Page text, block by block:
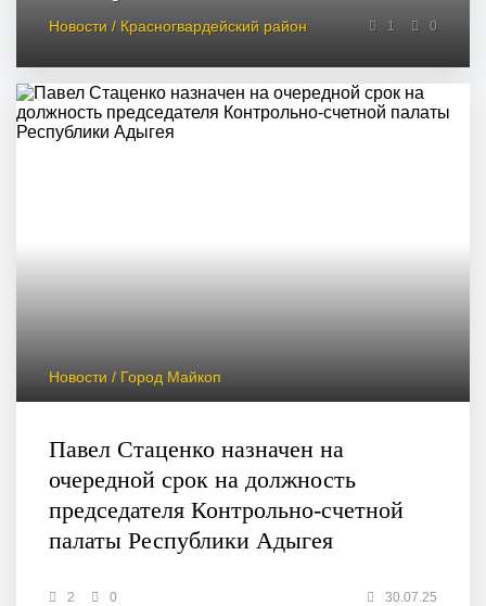
Новости / Красногвардейский район 1 0
Новости / Город Майкоп
Павел Стаценко назначен на
очередной срок на должность
председателя Контрольно-счетной
палаты Республики Адыгея
2 0 30.07.25